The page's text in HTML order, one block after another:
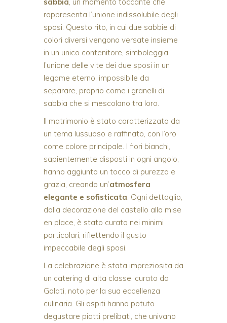
rappresenta l’unione indissolubile degli
sposi. Questo rito, in cui due sabbie di
colori diversi vengono versate insieme
in un unico contenitore, simboleggia
l’unione delle vite dei due sposi in un
legame eterno, impossibile da
separare, proprio come i granelli di
sabbia che si mescolano tra loro.
Il matrimonio è stato caratterizzato da
un tema lussuoso e raffinato, con l’oro
come colore principale. I fiori bianchi,
sapientemente disposti in ogni angolo,
hanno aggiunto un tocco di purezza e
grazia, creando un’atmosfera
elegante e sofisticata. Ogni dettaglio,
dalla decorazione del castello alla mise
en place, è stato curato nei minimi
particolari, riflettendo il gusto
impeccabile degli sposi.
La celebrazione è stata impreziosita da
un catering di alta classe, curato da
Galati, noto per la sua eccellenza
culinaria. Gli ospiti hanno potuto
degustare piatti prelibati, che univano